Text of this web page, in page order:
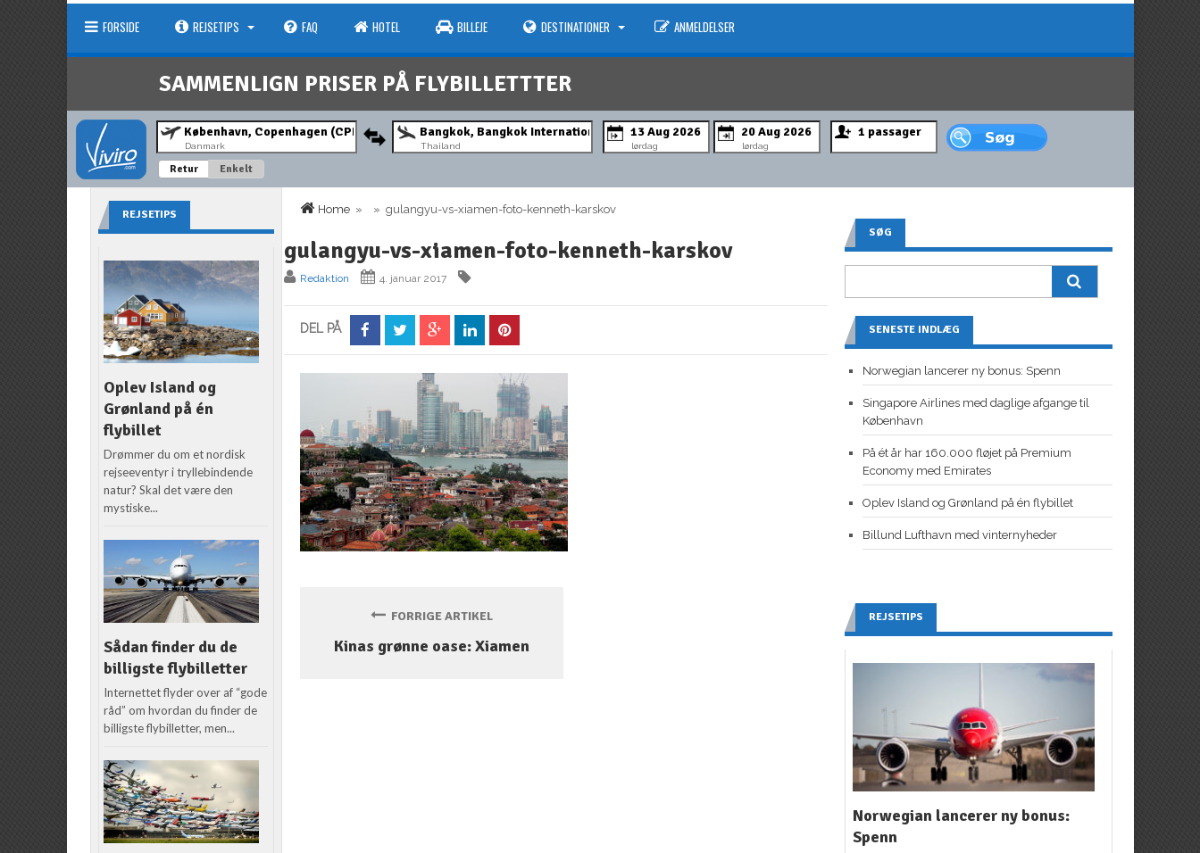
FORSIDE REJSETIPS FAQ HOTEL BILLEJE DESTINATIONER ANMELDELSER
SAMMENLIGN PRISER PÅ FLYBILLETTTER
Danmark Thailand lørdag lørdag
Retur Enkelt
Home » » gulangyu-vs-xiamen-foto-kenneth-karskov
gulangyu-vs-xiamen-foto-kenneth-karskov
Redaktion 4. januar 2017
DEL PÅ
FORRIGE ARTIKEL
Kinas grønne oase: Xiamen
REJSETIPS
Oplev Island og
Grønland på én
flybillet
Drømmer du om et nordisk
rejseeventyr i tryllebindende
natur? Skal det være den
mystiske...
Sådan finder du de
billigste flybilletter
Internettet flyder over af “gode
råd” om hvordan du finder de
billigste flybilletter, men...
SØG
SENESTE INDLÆG
Norwegian lancerer ny bonus: Spenn
Singapore Airlines med daglige afgange til
København
På ét år har 160.000 fløjet på Premium
Economy med Emirates
Oplev Island og Grønland på én flybillet
Billund Lufthavn med vinternyheder
REJSETIPS
Norwegian lancerer ny bonus:
Spenn